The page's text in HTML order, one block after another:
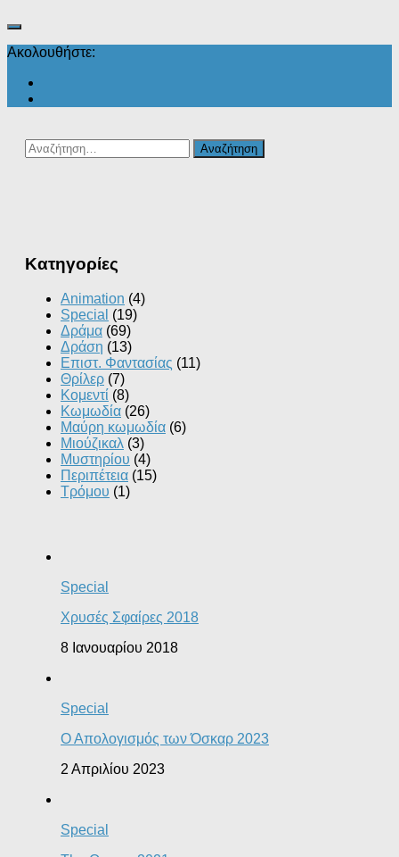
Ακολουθήστε:
Αναζήτηση
για:
Kατηγορίες
Animation (4)
Special (19)
Δράμα (69)
Δράση (13)
Επιστ. Φαντασίας (11)
Θρίλερ (7)
Κομεντί (8)
Κωμωδία (26)
Μαύρη κωμωδία (6)
Μιούζικαλ (3)
Μυστηρίου (4)
Περιπέτεια (15)
Τρόμου (1)
Special
Χρυσές Σφαίρες 2018
8 Ιανουαρίου 2018
Special
Ο Απολογισμός των Όσκαρ 2023
2 Απριλίου 2023
Special